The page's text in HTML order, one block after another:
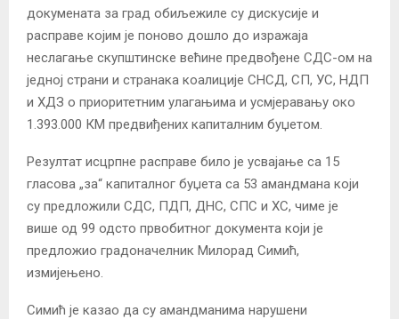
докумената за град обиљежиле су дискусије и
расправе којим је поново дошло до изражаја
неслагање скупштинске већине предвођене СДС-ом на
једној страни и странака коалиције СНСД, СП, УС, НДП
и ХДЗ о приоритетним улагањима и усмјеравању око
1.393.000 КМ предвиђених капиталним буџетом.
Резултат исцрпне расправе било је усвајање са 15
гласова „за“ капиталног буџета са 53 амандмана који
су предложили СДС, ПДП, ДНС, СПС и ХС, чиме је
више од 99 одсто првобитног документа који је
предложио градоначелник Милорад Симић,
измијењено.
Симић је казао да су амандманима нарушени